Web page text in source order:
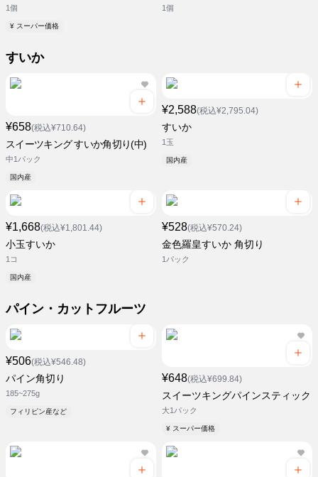
1個
¥ スーパー価格
1個
すいか
¥658(税込¥710.64)
スイーツキング すいか角切り(中)
中1パック
国内産
¥2,588(税込¥2,795.04)
すいか
1玉
国内産
¥1,668(税込¥1,801.44)
小玉すいか
1コ
国内産
¥528(税込¥570.24)
金色羅皇すいか 角切り
1パック
パイン・カットフルーツ
¥506(税込¥546.48)
パイン角切り
185~275g
フィリピン産など
¥648(税込¥699.84)
スイーツキングパインスティック
大1パック
¥ スーパー価格